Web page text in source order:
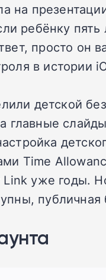
на
ребёнку
просто он
в истории
детской
главные
Time
уже годы.